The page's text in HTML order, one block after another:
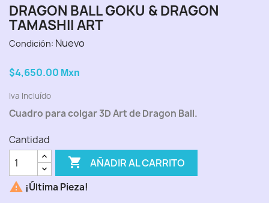
DRAGON BALL GOKU & DRAGON
TAMASHII ART
Condición: Nuevo
$4,650.00 Mxn
Iva Incluído
Cuadro para colgar 3D Art de Dragon Ball.
Cantidad
 AÑADIR AL CARRITO
 ¡Última Pieza!